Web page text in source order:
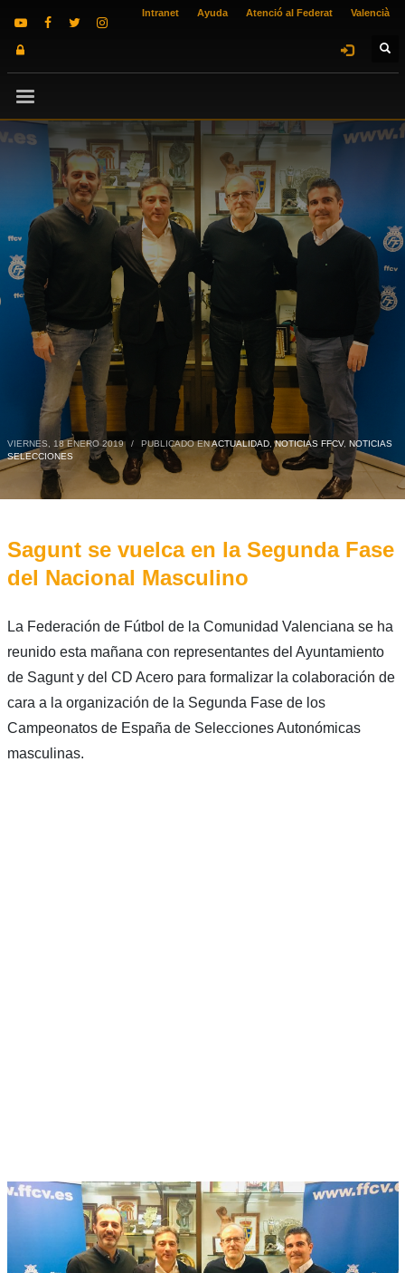
Intranet Ayuda Atenció al Federat Valencià
VIERNES, 18 ENERO 2019 / PUBLICADO ENACTUALIDAD,NOTICIAS FFCV, NOTICIAS
SELECCIONES
Sagunt se vuelca en la Segunda Fase
del Nacional Masculino
La Federación de Fútbol de la Comunidad Valenciana se ha
reunido esta mañana con representantes del Ayuntamiento
de Sagunt y del CD Acero para formalizar la colaboración de
cara a la organización de la Segunda Fase de los
Campeonatos de España de Selecciones Autonómicas
masculinas.